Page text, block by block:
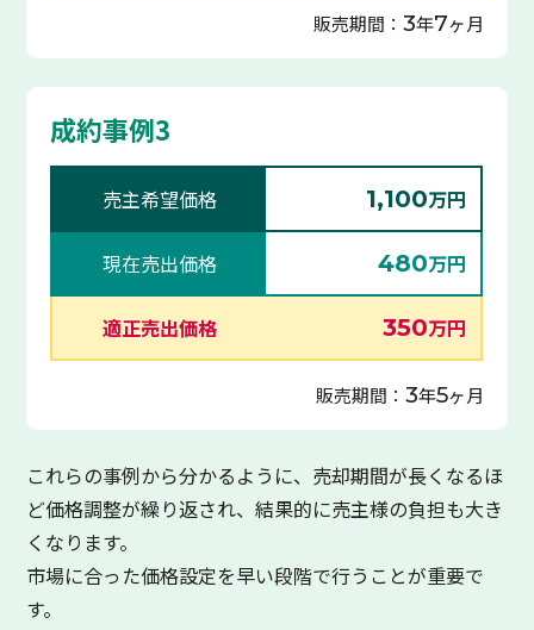
販売期間： 3年7ヶ月
成約事例3
売主希望価格 1,100万円
現在売出価格 480万円
適正売出価格 350万円
販売期間： 3年5ヶ月
これらの事例から分かるように、売却期間が長くなるほ
ど価格調整が繰り返され、結果的に売主様の負担も大き
くなります。
市場に合った価格設定を早い段階で行うことが重要で
す。